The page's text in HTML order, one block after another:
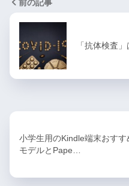
前の記事
「抗体検査
小学生用のKindle端末おす
モデルとPape…